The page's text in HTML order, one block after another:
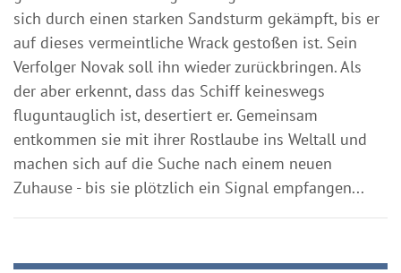
sich durch einen starken Sandsturm gekämpft, bis er
auf dieses vermeintliche Wrack gestoßen ist. Sein
Verfolger Novak soll ihn wieder zurückbringen. Als
der aber erkennt, dass das Schiff keineswegs
fluguntauglich ist, desertiert er. Gemeinsam
entkommen sie mit ihrer Rostlaube ins Weltall und
machen sich auf die Suche nach einem neuen
Zuhause - bis sie plötzlich ein Signal empfangen...